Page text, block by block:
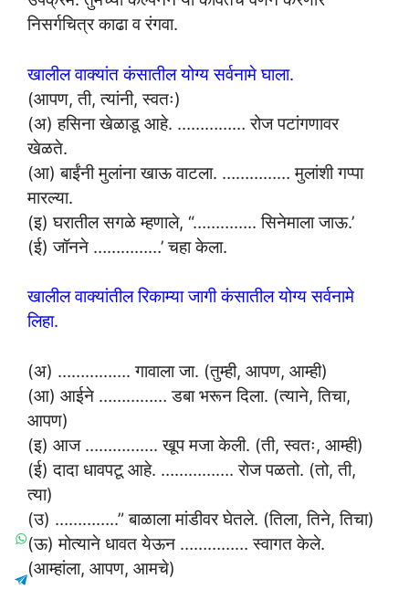
निसर्गचित्र काढा व रंगवा.
खालील वाक्यांत कंसातील योग्य सर्वनामे घाला.
(आपण, ती, त्यांनी, स्वतः)
(अ) हसिना खेळाडू आहे. …………… रोज पटांगणावर
खेळते.
(आ) बाईंनी मुलांना खाऊ वाटला. …………… मुलांशी गप्पा
मारल्या.
(इ) घरातील सगळे म्हणाले, “………….. सिनेमाला जाऊ.’
(ई) जॉनने ……………’ चहा केला.
खालील वाक्यांतील रिकाम्या जागी कंसातील योग्य सर्वनामे
लिहा.
(अ) ……………. गावाला जा. (तुम्ही, आपण, आम्ही)
(आ) आईने …………… डबा भरून दिला. (त्याने, तिचा,
आपण)
(इ) आज ……………. खूप मजा केली. (ती, स्वतः, आम्ही)
(ई) दादा धावपटू आहे. ……………. रोज पळतो. (तो, ती,
त्या)
(उ) …………..” बाळाला मांडीवर घेतले. (तिला, तिने, तिचा)
(ऊ) मोत्याने धावत येऊन …………… स्वागत केले.
(आम्हांला, आपण, आमचे)